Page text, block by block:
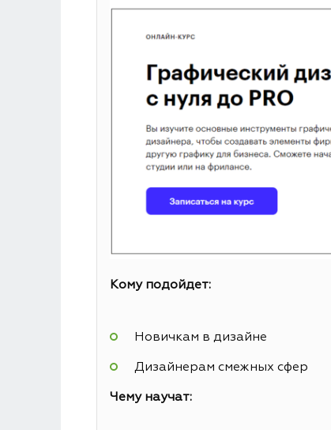
Кому подойдет:
Новичкам в дизайне
Дизайнерам смежных сфер
Чему научат: